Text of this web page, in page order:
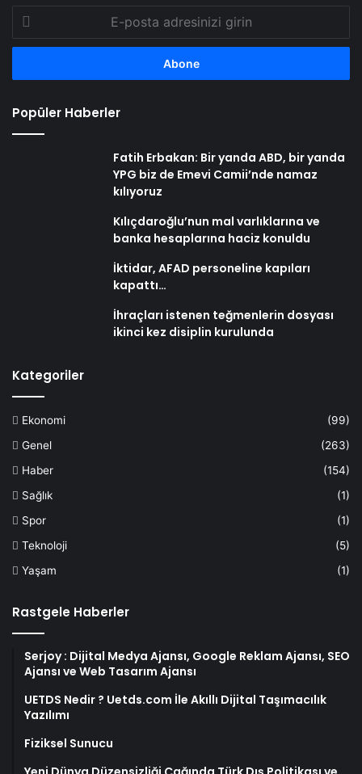
posta
adresinizi
Popüler Haberler
Fatih Erbakan: Bir yanda ABD, bir yanda
YPG biz de Emevi Camii’nde namaz
kılıyoruz
Kılıçdaroğlu’nun mal varlıklarına ve
banka hesaplarına haciz konuldu
İktidar, AFAD personeline kapıları
kapattı…
İhraçları istenen teğmenlerin dosyası
ikinci kez disiplin kurulunda
Kategoriler
Ekonomi
(99)
Genel
(263)
Haber
(154)
Sağlık
(1)
Spor
(1)
Teknoloji
(5)
Yaşam
(1)
Rastgele Haberler
Serjoy : Dijital Medya Ajansı, Google Reklam Ajansı, SEO
Ajansı ve Web Tasarım Ajansı
UETDS Nedir ? Uetds.com İle Akıllı Dijital Taşımacılık
Yazılımı
Fiziksel Sunucu